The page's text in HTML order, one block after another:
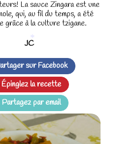
La sauce Zingara est une
qui, au fil du temps, a été
grâce à la culture tzigane.
JC
sur Facebook
Épinglez la recette
Partagez par email
*